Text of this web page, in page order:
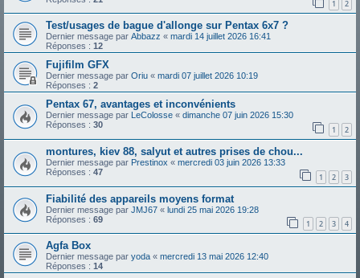
1 2
Test/usages de bague d'allonge sur Pentax 6x7 ?
Dernier message par Abbazz « mardi 14 juillet 2026 16:41
Réponses : 12
Fujifilm GFX
Dernier message par Oriu « mardi 07 juillet 2026 10:19
Réponses : 2
Pentax 67, avantages et inconvénients
Dernier message par LeColosse « dimanche 07 juin 2026 15:30
Réponses : 30 1 2
montures, kiev 88, salyut et autres prises de chou...
Dernier message par Prestinox « mercredi 03 juin 2026 13:33
Réponses : 47 1 2 3
Fiabilité des appareils moyens format
Dernier message par JMJ67 « lundi 25 mai 2026 19:28
Réponses : 69 1 2 3 4
Agfa Box
Dernier message par yoda « mercredi 13 mai 2026 12:40
Réponses : 14